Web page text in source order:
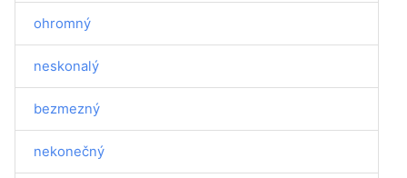
ohromný
neskonalý
bezmezný
nekonečný